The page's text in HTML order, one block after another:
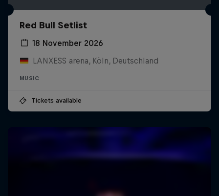
Red Bull Setlist
18 November 2026
LANXESS arena, Köln, Deutschland
MUSIC
Tickets available